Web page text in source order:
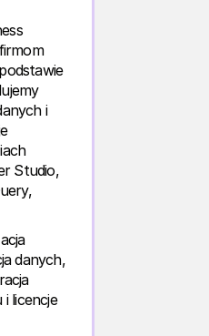
i
Studio,
danych,
i licencje